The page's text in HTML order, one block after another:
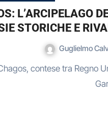
L’ARCIPELAGO
STORICHE E
Guglielmo
contese tra Regno